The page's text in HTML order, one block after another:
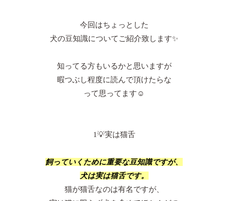
今回はちょっとした
犬の豆知識についてご紹介致します✨
知ってる方もいるかと思いますが
暇つぶし程度に読んで頂けたらな
って思ってます☺️
1💡実は猫舌
飼っていくために重要な豆知識ですが、
犬は実は猫舌です。
猫が猫舌なのは有名ですが、